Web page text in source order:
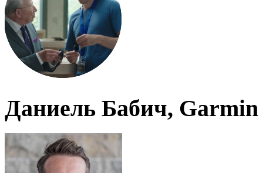
Даниель Бабич, Garmin